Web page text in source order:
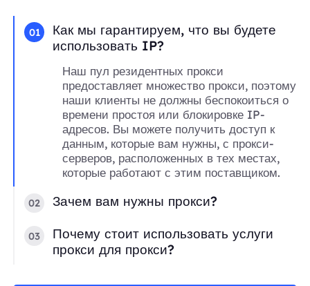
01
Как мы гарантируем, что вы будете
использовать IP?
Наш пул резидентных прокси
предоставляет множество прокси, поэтому
наши клиенты не должны беспокоиться о
времени простоя или блокировке IP-
адресов. Вы можете получить доступ к
данным, которые вам нужны, с прокси-
серверов, расположенных в тех местах,
которые работают с этим поставщиком.
02 Зачем вам нужны прокси?
03
Почему стоит использовать услуги
прокси для прокси?